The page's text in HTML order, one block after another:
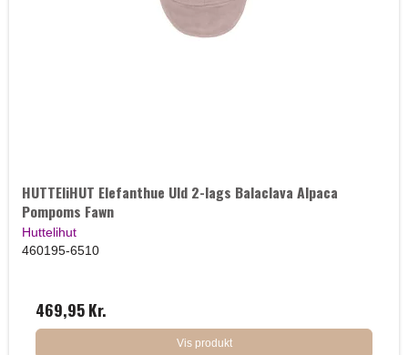
HUTTEliHUT Elefanthue Uld 2-lags Balaclava Alpaca
Pompoms Fawn
Huttelihut
460195-6510
469,95 Kr.
Vis produkt